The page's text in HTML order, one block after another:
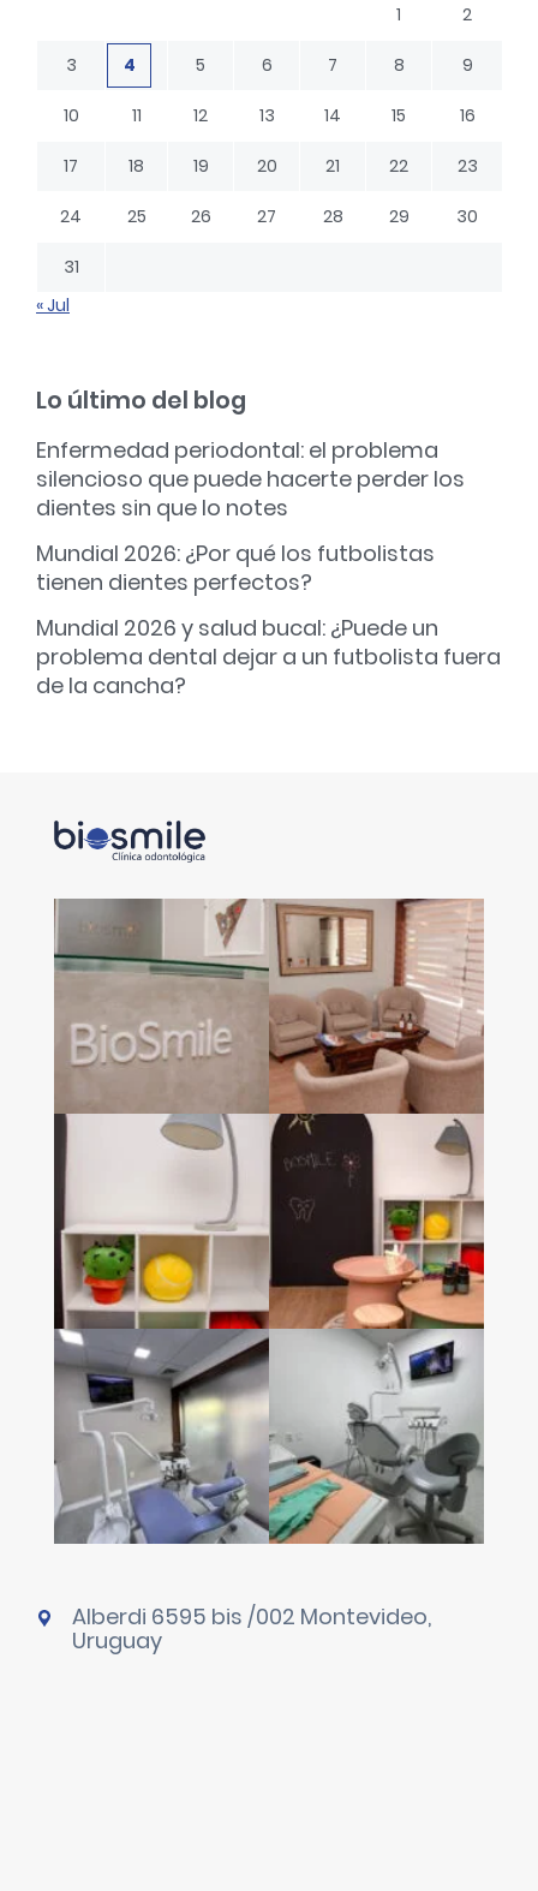
1 2
3 4 5 6 7 8 9
10 11 12 13 14 15 16
17 18 19 20 21 22 23
24 25 26 27 28 29 30
31
« Jul
Lo último del blog
Enfermedad periodontal: el problema
silencioso que puede hacerte perder los
dientes sin que lo notes
Mundial 2026: ¿Por qué los futbolistas
tienen dientes perfectos?
Mundial 2026 y salud bucal: ¿Puede un
problema dental dejar a un futbolista fuera
de la cancha?
Alberdi 6595 bis /002 Montevideo,
Uruguay